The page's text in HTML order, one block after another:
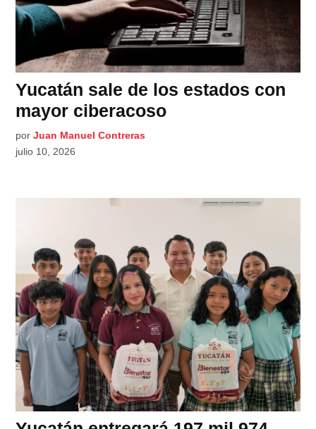
Yucatán sale de los estados con
mayor ciberacoso
por Juan Manuel Contreras
julio 10, 2026